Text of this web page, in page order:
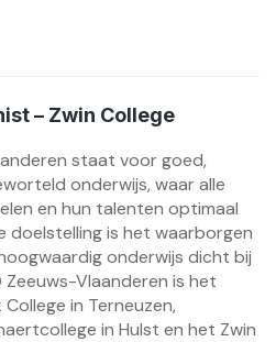
– Zwin College
staat voor goed,
onderwijs, waar alle
en hun talenten optimaal
doelstelling is het waarborgen
onderwijs dicht bij
Zeeuws-Vlaanderen is het
in Terneuzen,
in Hulst en het Zwin